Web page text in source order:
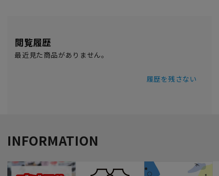
閲覧履歴
最近見た商品がありません。
履歴を残さない
INFORMATION